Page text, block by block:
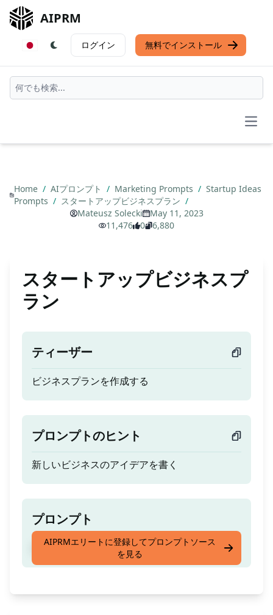
AIPRM
ログイン 無料でインストール
Home / AIプロンプト / Marketing Prompts / Startup Ideas
Prompts / スタートアップビジネスプラン /
Mateusz Solecki
May 11, 2023
11,476
0 6,880
スタートアップビジネスプ
ラン
ティーザー
ビジネスプランを作成する
プロンプトのヒント
新しいビジネスのアイデアを書く
プロンプト
ビジネスプランを作成する
AIPRMエリートに登録してプロンプトソース
を見る